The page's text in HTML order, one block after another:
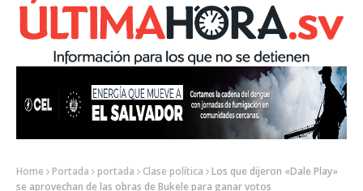
Home Portada portada Clase política
Los que dijeron «Dale Play»
se aprovechan de las obras de Bukele para ganar votos